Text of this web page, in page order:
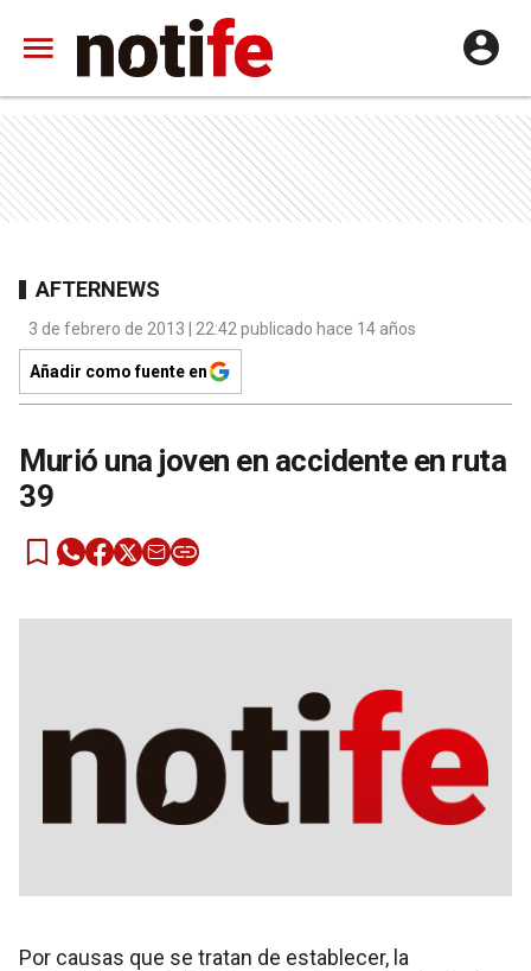
AFTERNEWS
3 de febrero de 2013 | 22:42 publicado hace 14 años
Añadir como fuente en
Murió una joven en accidente en ruta
39
Por causas que se tratan de establecer, la